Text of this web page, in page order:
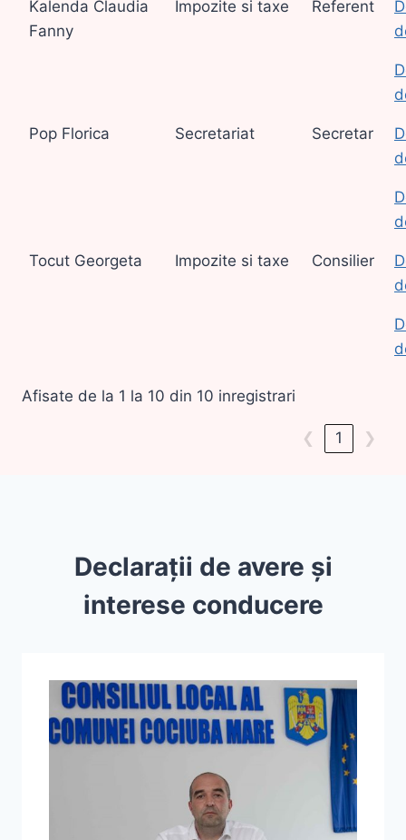
Kalenda Claudia
Fanny
Impozite si taxe Referent
Pop Florica Secretariat Secretar
Tocut Georgeta Impozite si taxe Consilier
Afisate de la 1 la 10 din 10 inregistrari
❮ 1 ❯
Declarații de avere și
interese conducere